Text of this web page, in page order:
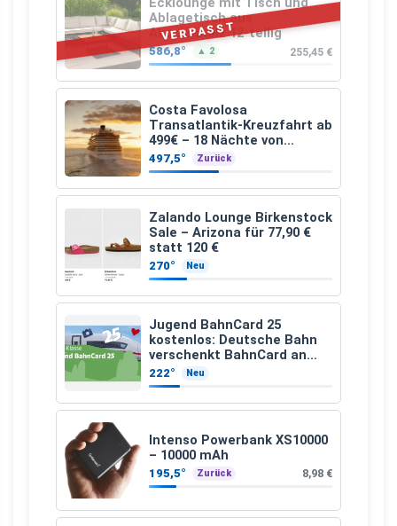
VERPASST
Ablagetisch aus
Akazienholz 12-teilig
586,8° ▲ 2 255,45 €
Costa Favolosa
Transatlantik-Kreuzfahrt ab
499€ – 18 Nächte von
Hamburg nach Guadeloupe
497,5° Zurück
Zalando Lounge Birkenstock
Sale – Arizona für 77,90 €
statt 120 €
270° Neu
Jugend BahnCard 25
kostenlos: Deutsche Bahn
verschenkt BahnCard an
Kinder und Jugendliche
222° Neu
Intenso Powerbank XS10000
– 10000 mAh
195,5° Zurück 8,98 €